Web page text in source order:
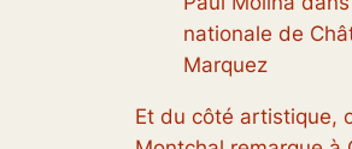
nationale de
Marquez
Et du côté artistique,